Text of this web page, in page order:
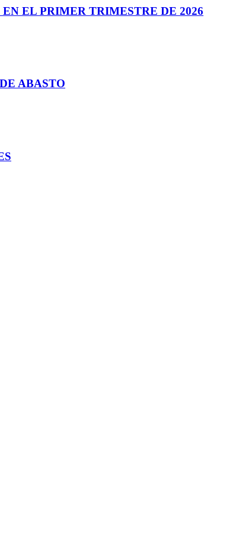
EL PRIMER TRIMESTRE DE 2026
ABASTO